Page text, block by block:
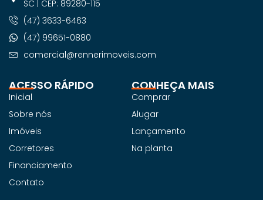
ACESSO RÁPIDO
Inicial
Sobre nós
Imóveis
Corretores
Financiamento
Contato
CONHEÇA MAIS
Comprar
Alugar
Lançamento
Na planta
SC | CEP: 89280-115
(47) 3633-6463
(47) 99651-0880
comercial@rennerimoveis.com